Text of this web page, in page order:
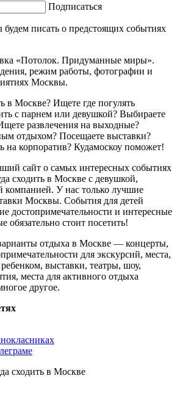
Подписаться
писать о предстоящих событиях
«Потолок. Придуманные миры».
режим работы, фотографии и
Москвы.
в Москве? Ищете где погулять
с парнем или девушкой? Выбираете
развлечения на выходные?
отдыхом? Посещаете выставки?
на корпоратив? Кудамоскоу поможет!
сайт о самых интересных событиях
сходить в Москве с девушкой,
компанией. У нас только лучшие
Москвы. События для детей
достопримечательности и интересные
обязательно стоит посетить!
отдыха в Москве — концерты,
для экскурсий, места,
выставки, театры, шоу,
места для активного отдыха
другое.
сходить в Москве